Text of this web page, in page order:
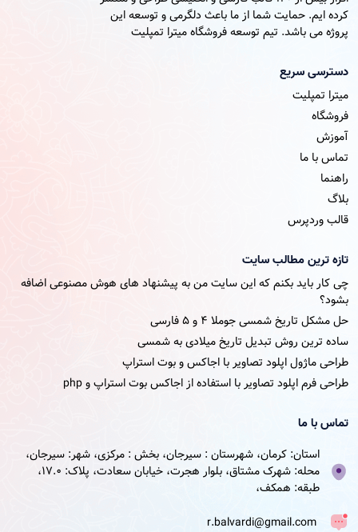
کرده ایم. حمایت شما از ما باعث دلگرمی و توسعه این
پروژه می باشد. تیم توسعه فروشگاه میترا تمپلیت
دسترسی سریع
میترا تمپلیت
فروشگاه
آموزش
تماس با ما
راهنما
بلاگ
قالب وردپرس
تازه ترین مطالب سایت
چی کار باید بکنم که این سایت من به پیشنهاد های هوش مصنوعی اضافه
بشود؟
حل مشکل تاریخ شمسی جوملا ۴ و ۵ فارسی
ساده ترین روش تبدیل تاریخ میلادی به شمسی
طراحی ماژول اپلود تصاویر با اجاکس و بوت استراپ
طراحی فرم اپلود تصاویر با استفاده از اجاکس بوت استراپ و php
تماس با ما
استان: کرمان، شهرستان : سیرجان، بخش : مرکزی، شهر: سیرجان،
محله: شهرک مشتاق، بلوار هجرت، خیابان سعادت، پلاک: 17.0،
طبقه: همکف،